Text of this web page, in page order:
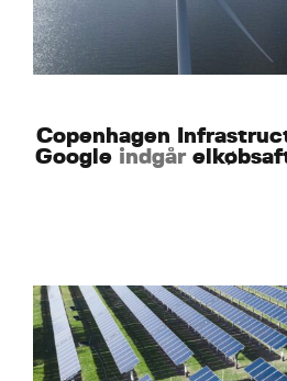
Copenhagen
Google indgår